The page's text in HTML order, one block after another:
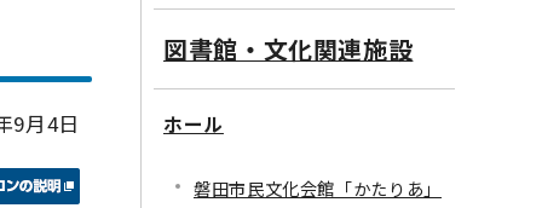
月4日
図書館・文化関連施設
ホール
磐田市民文化会館「かたりあ」